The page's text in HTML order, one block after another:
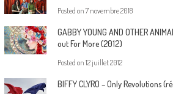
Posted on 7 novembre 2018
GABBY YOUNG AND OTHER
out For More (2012)
Posted on 12 juillet 2012
BIFFY CLYRO – Only Revolutions